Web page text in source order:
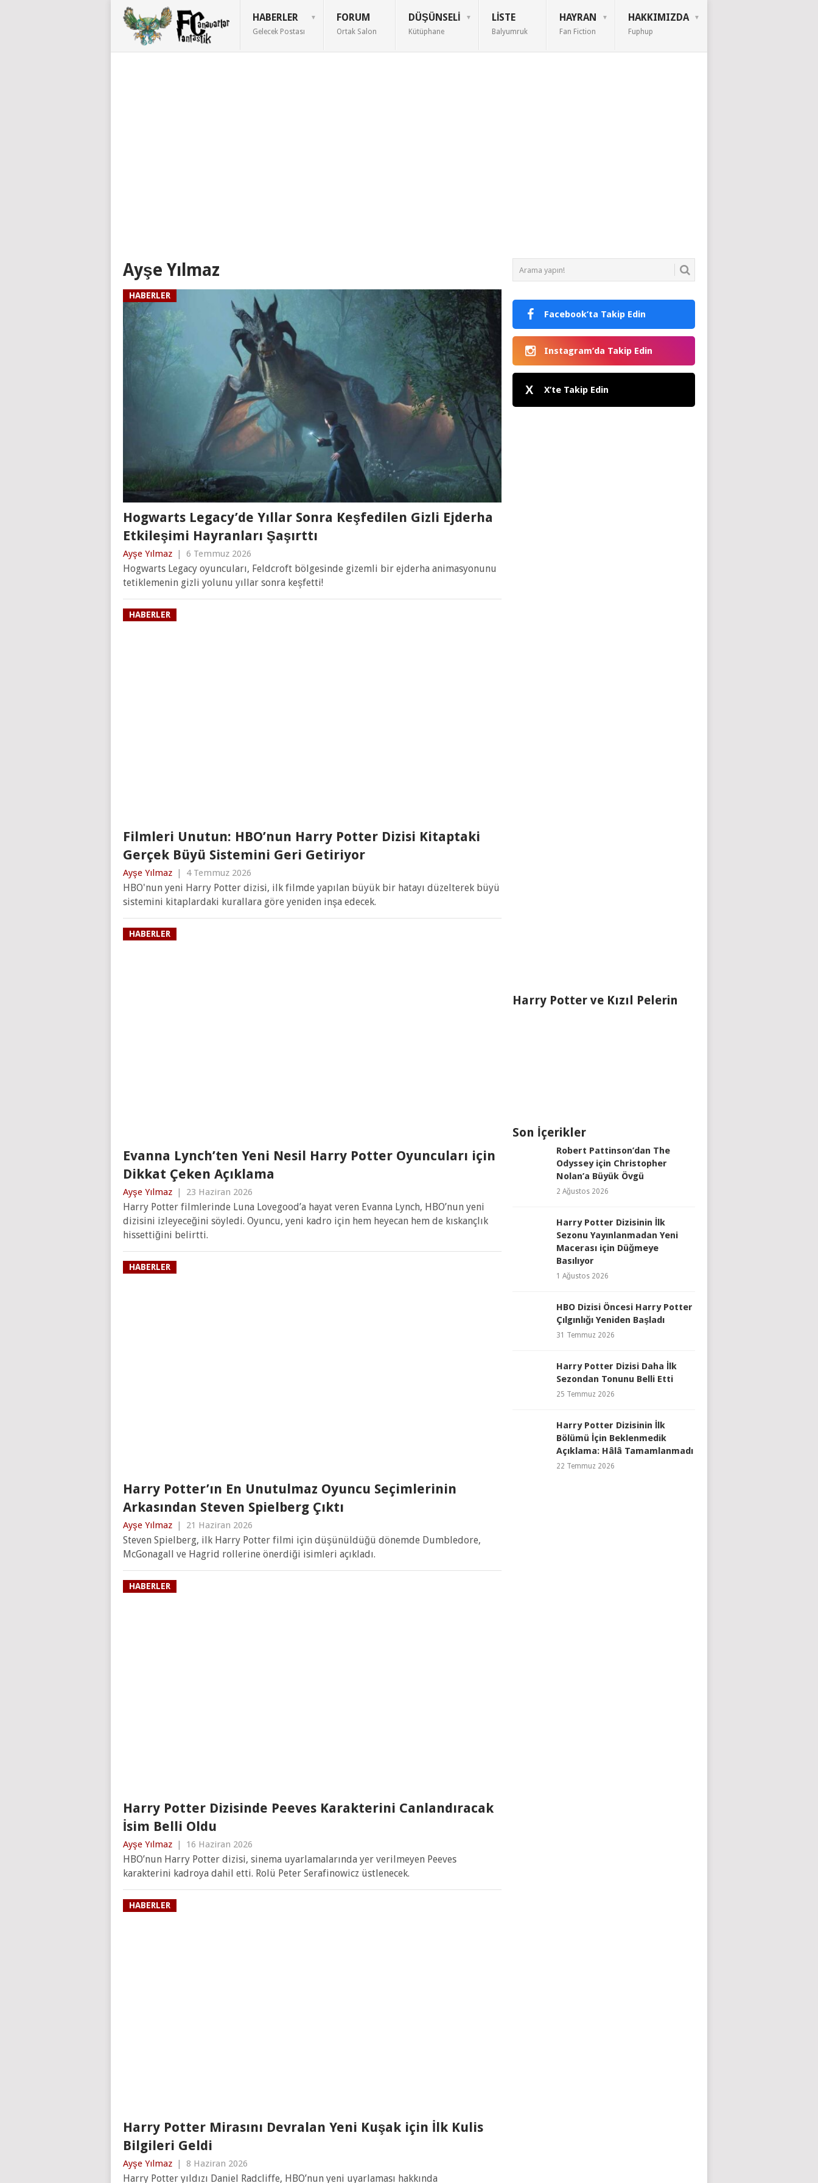
HABERLER
Gelecek Postası
FORUM
Ortak Salon
DÜŞÜNSELI
Kütüphane
LISTE
Balyumruk
HAYRAN
Fan Fiction
HAKKIMIZDA
Fuphup
Ayşe Yılmaz
HABERLER
Hogwarts Legacy’de Yıllar Sonra Keşfedilen Gizli Ejderha
Etkileşimi Hayranları Şaşırttı
Ayşe Yılmaz 6 Temmuz 2026
Hogwarts Legacy oyuncuları, Feldcroft bölgesinde gizemli bir ejderha animasyonunu
tetiklemenin gizli yolunu yıllar sonra keşfetti!
HABERLER
Filmleri Unutun: HBO’nun Harry Potter Dizisi Kitaptaki
Gerçek Büyü Sistemini Geri Getiriyor
Ayşe Yılmaz 4 Temmuz 2026
HBO'nun yeni Harry Potter dizisi, ilk filmde yapılan büyük bir hatayı düzelterek büyü
sistemini kitaplardaki kurallara göre yeniden inşa edecek.
HABERLER
Evanna Lynch’ten Yeni Nesil Harry Potter Oyuncuları için
Dikkat Çeken Açıklama
Ayşe Yılmaz 23 Haziran 2026
Harry Potter filmlerinde Luna Lovegood’a hayat veren Evanna Lynch, HBO’nun yeni
dizisini izleyeceğini söyledi. Oyuncu, yeni kadro için hem heyecan hem de kıskançlık
hissettiğini belirtti.
HABERLER
Harry Potter’ın En Unutulmaz Oyuncu Seçimlerinin
Arkasından Steven Spielberg Çıktı
Ayşe Yılmaz 21 Haziran 2026
Steven Spielberg, ilk Harry Potter filmi için düşünüldüğü dönemde Dumbledore,
McGonagall ve Hagrid rollerine önerdiği isimleri açıkladı.
HABERLER
Harry Potter Dizisinde Peeves Karakterini Canlandıracak
İsim Belli Oldu
Ayşe Yılmaz 16 Haziran 2026
HBO’nun Harry Potter dizisi, sinema uyarlamalarında yer verilmeyen Peeves
karakterini kadroya dahil etti. Rolü Peter Serafinowicz üstlenecek.
HABERLER
Harry Potter Mirasını Devralan Yeni Kuşak için İlk Kulis
Bilgileri Geldi
Ayşe Yılmaz 8 Haziran 2026
Harry Potter yıldızı Daniel Radcliffe, HBO’nun yeni uyarlaması hakkında
Facebook’ta Takip Edin
Instagram’da Takip Edin
X X’te Takip Edin
Harry Potter ve Kızıl Pelerin
Son İçerikler
Robert Pattinson’dan The
Odyssey için Christopher
Nolan’a Büyük Övgü
2 Ağustos 2026
Harry Potter Dizisinin İlk
Sezonu Yayınlanmadan Yeni
Macerası için Düğmeye
Basılıyor
1 Ağustos 2026
HBO Dizisi Öncesi Harry Potter
Çılgınlığı Yeniden Başladı
31 Temmuz 2026
Harry Potter Dizisi Daha İlk
Sezondan Tonunu Belli Etti
25 Temmuz 2026
Harry Potter Dizisinin İlk
Bölümü İçin Beklenmedik
Açıklama: Hâlâ Tamamlanmadı
22 Temmuz 2026